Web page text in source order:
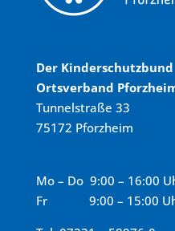
Der Kinderschutzbund
Ortsverband
Tunnelstraße 33
75172 Pforzheim
Mo – Do 9:00 – 16:00
Fr 9:00 – 15:00